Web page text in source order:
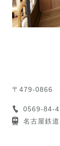
〒479-0866
0569-84-
名古屋鉄